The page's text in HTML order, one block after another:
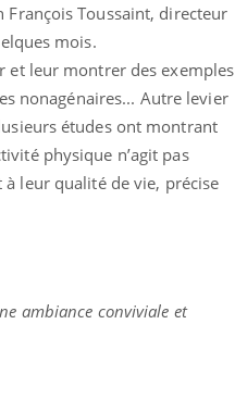
François Toussaint, directeur
mois.
et leur montrer des exemples
nonagénaires... Autre levier
études ont montrant
physique n’agit pas
leur qualité de vie, précise
ambiance conviviale et